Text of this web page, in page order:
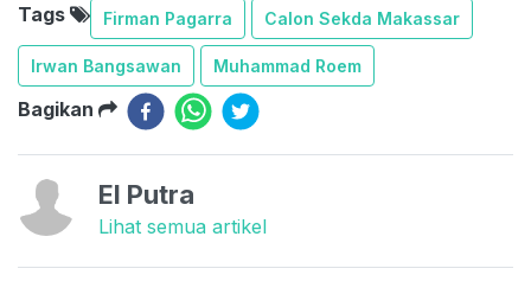
Tags
Firman Pagarra Calon Sekda Makassar
Irwan Bangsawan Muhammad Roem
Bagikan
El Putra
Lihat semua artikel